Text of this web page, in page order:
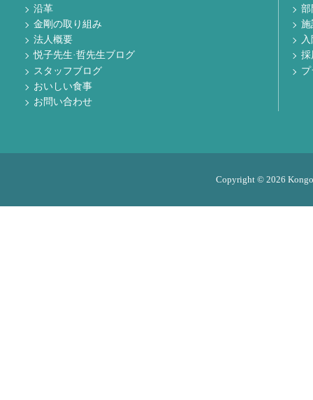
沿革
金剛の取り組み
法人概要
悦子先生·哲先生ブログ
スタッフブログ
おいしい食事
お問い合わせ
部
施
採
Copyright © 2026